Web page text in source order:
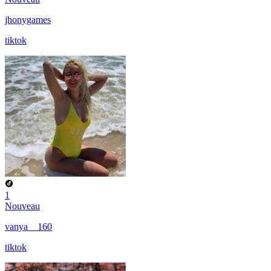
jhonygames
tiktok
1
Nouveau
vanya__160
tiktok